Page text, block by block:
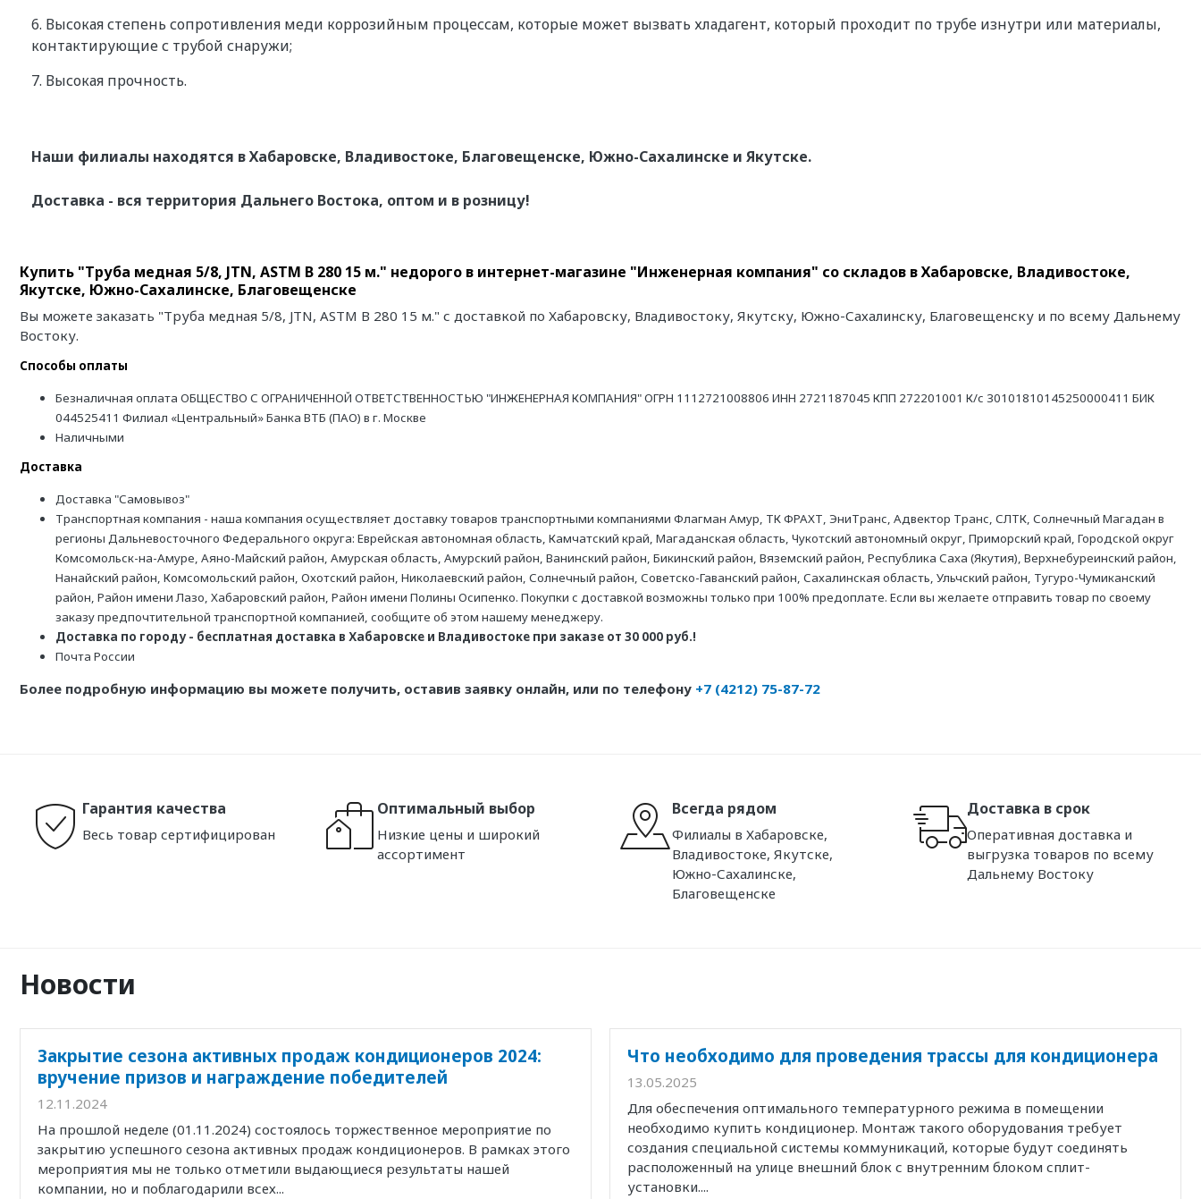
6. Высокая степень сопротивления меди коррозийным процессам, которые может вызвать хладагент, который проходит по трубе изнутри или материалы,
контактирующие с трубой снаружи;
7. Высокая прочность.
Наши филиалы находятся в Хабаровске, Владивостоке, Благовещенске, Южно-Сахалинске и Якутске.
Доставка - вся территория Дальнего Востока, оптом и в розницу!
Купить "Труба медная 5/8, JTN, ASTM B 280 15 м." недорого в интернет-магазине "Инженерная компания" со складов в Хабаровске, Владивостоке,
Якутске, Южно-Сахалинске, Благовещенске
Вы можете заказать "Труба медная 5/8, JTN, ASTM B 280 15 м." с доставкой по Хабаровску, Владивостоку, Якутску, Южно-Сахалинску, Благовещенску и по всему Дальнему
Востоку.
Способы оплаты
Безналичная оплата ОБЩЕСТВО С ОГРАНИЧЕННОЙ ОТВЕТСТВЕННОСТЬЮ "ИНЖЕНЕРНАЯ КОМПАНИЯ" ОГРН 1112721008806 ИНН 2721187045 КПП 272201001 К/с 30101810145250000411 БИК
044525411 Филиал «Центральный» Банка ВТБ (ПАО) в г. Москве
Наличными
Доставка
Доставка "Самовывоз"
Транспортная компания - наша компания осуществляет доставку товаров транспортными компаниями Флагман Амур, ТК ФРАХТ, ЭниТранс, Адвектор Транс, СЛТК, Солнечный Магадан в
регионы Дальневосточного Федерального округа: Еврейская автономная область, Камчатский край, Магаданская область, Чукотский автономный округ, Приморский край, Городской округ
Комсомольск-на-Амуре, Аяно-Майский район, Амурская область, Амурский район, Ванинский район, Бикинский район, Вяземский район, Республика Саха (Якутия), Верхнебуреинский район,
Нанайский район, Комсомольский район, Охотский район, Николаевский район, Солнечный район, Советско-Гаванский район, Сахалинская область, Ульчский район, Тугуро-Чумиканский
район, Район имени Лазо, Хабаровский район, Район имени Полины Осипенко. Покупки с доставкой возможны только при 100% предоплате. Если вы желаете отправить товар по своему
заказу предпочтительной транспортной компанией, сообщите об этом нашему менеджеру.
Доставка по городу - бесплатная доставка в Хабаровске и Владивостоке при заказе от 30 000 руб.!
Почта России
Более подробную информацию вы можете получить, оставив заявку онлайн, или по телефону +7 (4212) 75-87-72
Гарантия качества
Весь товар сертифицирован
Оптимальный выбор
Низкие цены и широкий
ассортимент
Всегда рядом
Филиалы в Хабаровске,
Владивостоке, Якутске,
Южно-Сахалинске,
Благовещенске
Доставка в срок
Оперативная доставка и
выгрузка товаров по всему
Дальнему Востоку
Новости
Закрытие сезона активных продаж кондиционеров 2024:
вручение призов и награждение победителей
12.11.2024
На прошлой неделе (01.11.2024) состоялось торжественное мероприятие по
закрытию успешного сезона активных продаж кондиционеров. В рамках этого
мероприятия мы не только отметили выдающиеся результаты нашей
компании, но и поблагодарили всех...
Что необходимо для проведения трассы для кондиционера
13.05.2025
Для обеспечения оптимального температурного режима в помещении
необходимо купить кондиционер. Монтаж такого оборудования требует
создания специальной системы коммуникаций, которые будут соединять
расположенный на улице внешний блок с внутренним блоком сплит-
установки....